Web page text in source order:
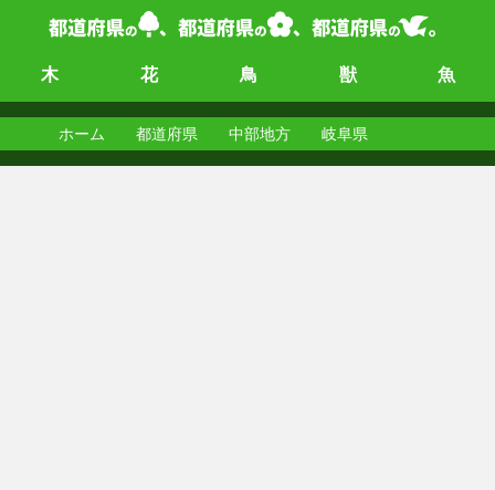
木 花 鳥 獣 魚
ホーム 都道府県 中部地方 岐阜県